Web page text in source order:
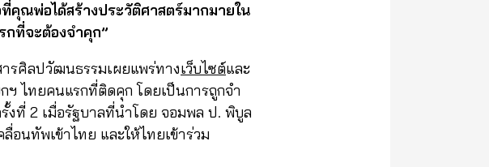
ที่คุณพ่อได้สร้างประวัติศาสตร์มากมายใน
กที่จะต้องจำคุก”
รศิลปวัฒนธรรมเผยแพร่ทางเว็บไซต์และ
ไทยคนแรกที่ติดคุก โดยเป็นการถูกจำ
งที่ 2 เมื่อรัฐบาลที่นำโดย จอมพล ป. พิบูล
นทัพเข้าไทย และให้ไทยเข้าร่วม